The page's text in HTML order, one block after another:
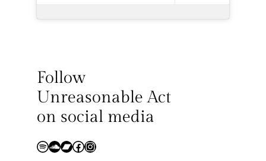
Follow
Unreasonable Act
on social media
Spotify Soundcloud Bandcamp Facebook Instagram